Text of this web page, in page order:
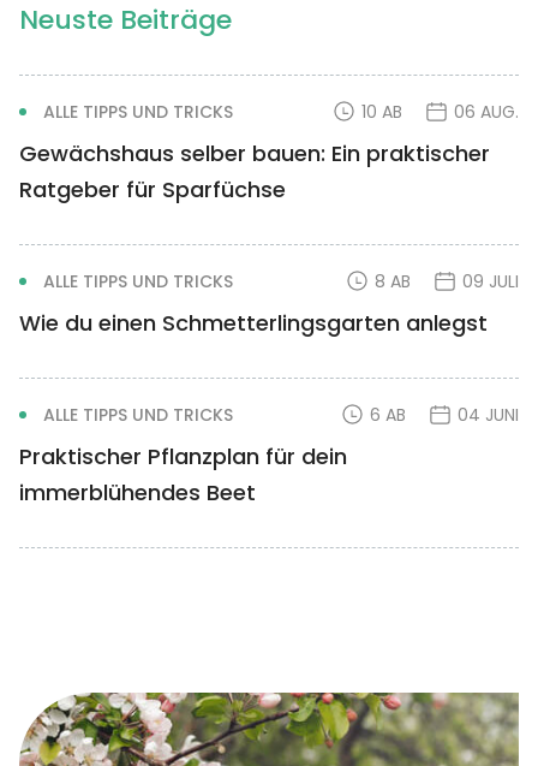
Neuste Beiträge
ALLE TIPPS UND TRICKS 10 AB 06 AUG.
Gewächshaus selber bauen: Ein praktischer
Ratgeber für Sparfüchse
ALLE TIPPS UND TRICKS 8 AB 09 JULI
Wie du einen Schmetterlingsgarten anlegst
ALLE TIPPS UND TRICKS 6 AB 04 JUNI
Praktischer Pflanzplan für dein
immerblühendes Beet